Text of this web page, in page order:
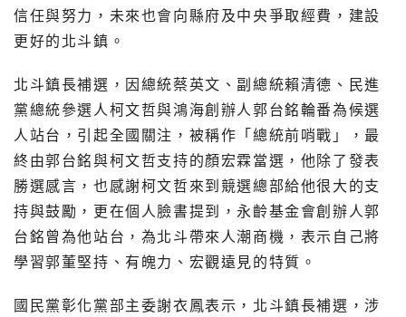
信任與努力，未來也會向縣府及中央爭取經費，建設
更好的北斗鎮。
北斗鎮長補選，因總統蔡英文、副總統賴清德、民進
黨總統參選人柯文哲與鴻海創辦人郭台銘輪番為候選
人站台，引起全國關注，被稱作「總統前哨戰」，最
終由郭台銘與柯文哲支持的顏宏霖當選，他除了發表
勝選感言，也感謝柯文哲來到競選總部給他很大的支
持與鼓勵，更在個人臉書提到，永齡基金會創辦人郭
台銘曾為他站台，為北斗帶來人潮商機，表示自己將
學習郭董堅持、有魄力、宏觀遠見的特質。
國民黨彰化黨部主委謝衣鳳表示，北斗鎮長補選，涉